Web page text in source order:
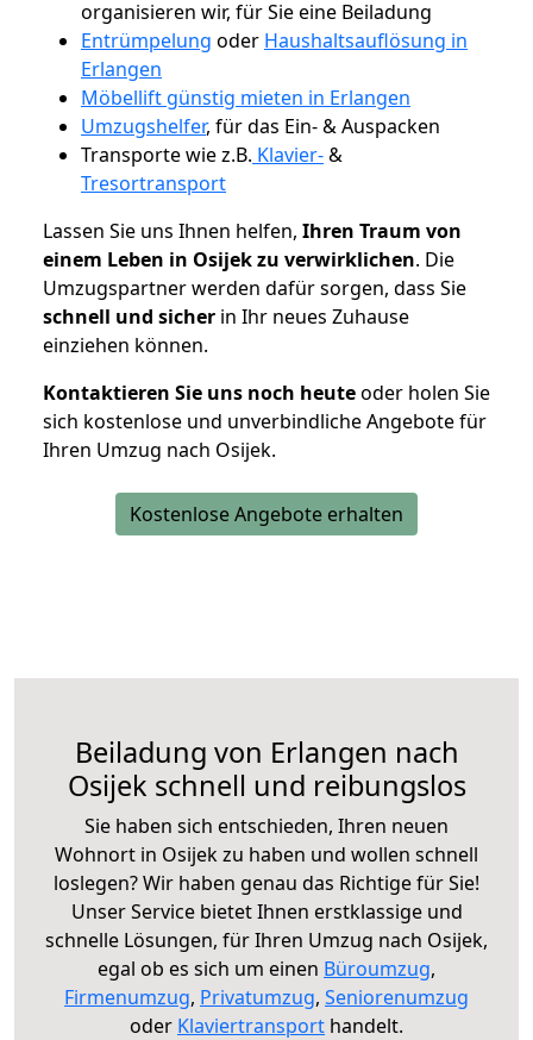
organisieren wir, für Sie eine Beiladung
Entrümpelung oder Haushaltsauflösung in
Erlangen
Möbellift günstig mieten in Erlangen
Umzugshelfer, für das Ein- & Auspacken
Transporte wie z.B. Klavier-&
Tresortransport
Lassen Sie uns Ihnen helfen, Ihren Traum von
einem Leben in Osijek zu verwirklichen. Die
Umzugspartner werden dafür sorgen, dass Sie
schnell und sicher in Ihr neues Zuhause
einziehen können.
Kontaktieren Sie uns noch heuteoder holen Sie
sich kostenlose und unverbindliche Angebote für
Ihren Umzug nach Osijek.
Kostenlose Angebote erhalten
Beiladung von Erlangen nach
Osijek schnell und reibungslos
Sie haben sich entschieden, Ihren neuen
Wohnort in Osijek zu haben und wollen schnell
loslegen? Wir haben genau das Richtige für Sie!
Unser Service bietet Ihnen erstklassige und
schnelle Lösungen, für Ihren Umzug nach Osijek,
egal ob es sich um einen Büroumzug,
Firmenumzug, Privatumzug, Seniorenumzug
oder Klaviertransport handelt.